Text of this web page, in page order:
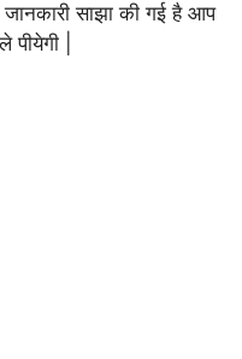
साझा की गई है आप
|